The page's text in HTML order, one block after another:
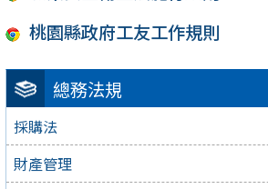
總務法規
採購法
財產管理
桃園縣政府工友工作規則